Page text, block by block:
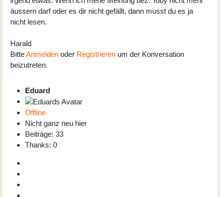
äussern darf oder es dir nicht gefällt, dann musst du es ja
nicht lesen.
Harald
BitteAnmelden oder Registrieren um der Konversation
beizutreten.
Eduard
Offline
Nicht ganz neu hier
Beiträge: 33
Thanks: 0